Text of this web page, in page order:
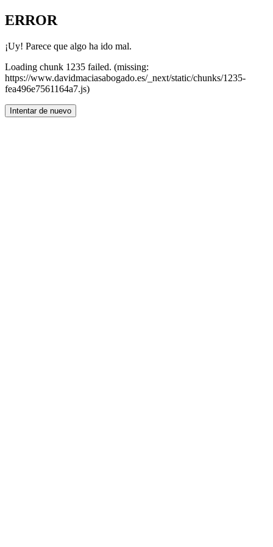
ERROR
¡Uy! Parece que algo ha ido mal.
Loading chunk 1235 failed. (missing:
https://www.davidmaciasabogado.es/_next/static/chunks/1235-
fea496e7561164a7.js)
Intentar de nuevo